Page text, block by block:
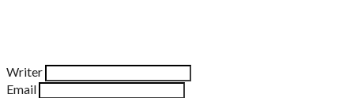
Writer
Email